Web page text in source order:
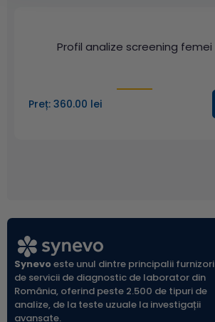
Profil analize screening femei
Preț: 360.00 lei
Synevoeste unul dintre principalii furnizori
de servicii de diagnostic de laborator din
România, oferind peste 2.500 de tipuri de
analize, de la teste uzuale la investigații
avansate.